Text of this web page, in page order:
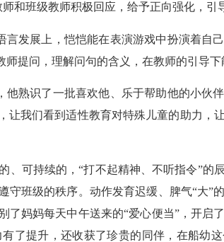
和班级教师积极回应，给予正向强化，引
发展上，恺恺能在表演游戏中扮演着自
提问，理解问句的含义，在教师的引导下
熟识了一批喜欢他、乐于帮助他的小伙
我们看到适性教育对特殊儿童的助力，
、可持续的，“打不起精神、不听指令”的
班级的秩序。动作发育迟缓、脾气“大”
妈妈每天中午送来的“爱心便当”，开启
提升，还收获了珍贵的同伴，在船幼